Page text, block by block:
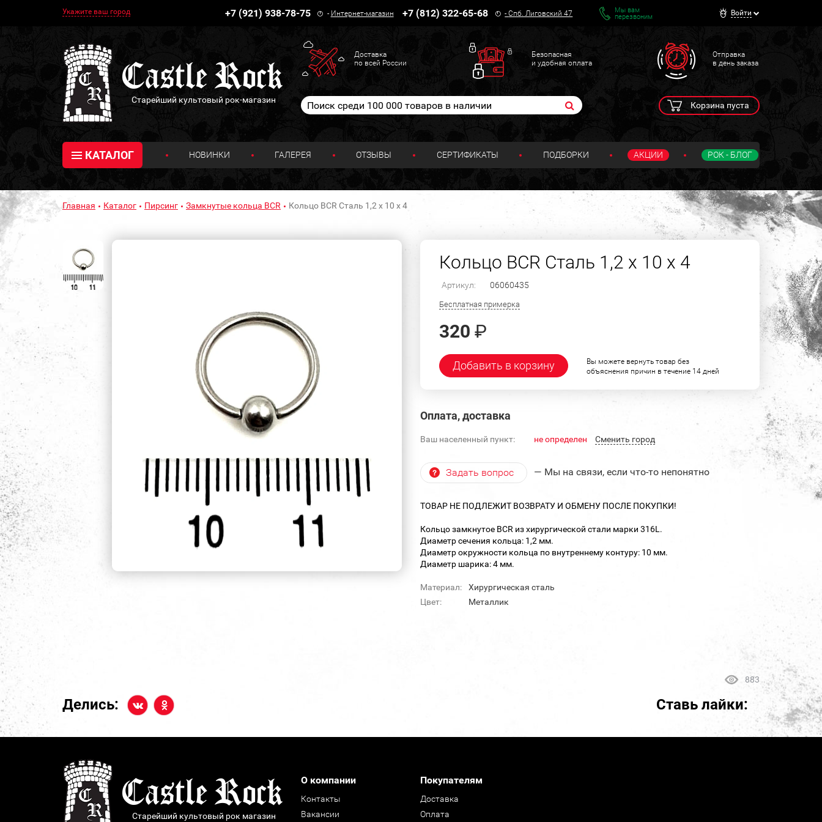
Укажите ваш город +7 (921) 938-78-75 - Интернет-магазин +7 (812) 322-65-68 -Спб. Лиговский 47
Мы вам
перезвоним
Войти
Старейший культовый рок-магазин
Доставка
по всей России
Безопасная
и удобная оплата
Отправка
в день заказа
Корзина пуста
КАТАЛОГ НОВИНКИ ГАЛЕРЕЯ ОТЗЫВЫ СЕРТИФИКАТЫ ПОДБОРКИ АКЦИИ РОК - БЛОГ
Главная Каталог Пирсинг Замкнутые кольца BCR Кольцо BCR Сталь 1,2 х 10 х 4
Кольцо BCR Сталь 1,2 х 10 х 4
Артикул: 06060435
Бесплатная примерка
320 ₽
Добавить в корзину
Вы можете вернуть товар без
объяснения причин в течение 14 дней
Оплата, доставка
Ваш населенный пункт: не определен Cменить город
Задать вопрос — Мы на связи, если что-то непонятно
ТОВАР НЕ ПОДЛЕЖИТ ВОЗВРАТУ И ОБМЕНУ ПОСЛЕ ПОКУПКИ!
Кольцо замкнутое BCR из хирургической стали марки 316L.
Диаметр сечения кольца: 1,2 мм.
Диаметр окружности кольца по внутреннему контуру: 10 мм.
Диаметр шарика: 4 мм.
Материал:
Хирургическая сталь
Цвет:
Металлик
883
Делись: Ставь лайки:
Старейший культовый рок магазин
О компании
Контакты
Вакансии
Покупателям
Доставка
Оплата